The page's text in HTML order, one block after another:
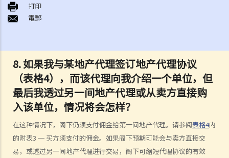
8. 如果我与某地产代理签订地产代理协议
（表格4），而该代理向我介绍一个单位，但
最后我透过另一间地产代理或从卖方直接购
入该单位，情况将会怎样？
在这种情况下，阁下仍须支付佣金给第一间地产代理。请参阅表格4内
的附表3 ─ 买方须支付的佣金。如果阁下预期可能会与卖方直接交
易，或透过另一间地产代理进行交易，阁下可缩短代理协议的有效
2. 物业拥有权之形式有几多种类？「全权拥有」、「联权共有」、「分
权共有」有何分别？
4. 我不是物业的登记 / 注册业主（在土地注册处注册的楼契并无写上本
人的姓名），但该物业的全部或部分楼价由我支付。我是否有该物业的
话事权？我可否阻止「注册业主」出售物业？
地产代理服务（连同买卖程序之概述）
1. 我想卖出自己的单位。地产代理可为我提供甚么服务？
2. 作为卖方 / 业主，如果我透过地产代理放售自己的单位，是否一定要
签署地产代理协议？
3. 地产代理可否同时为买卖双方服务？
打印
電郵